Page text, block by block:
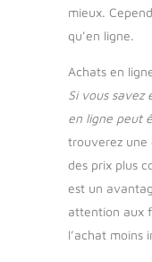
mieux.
qu’en ligne.
Achats en
Si vous savez
en ligne peut
trouverez une
des prix plus
est un
attention aux
l’achat moins